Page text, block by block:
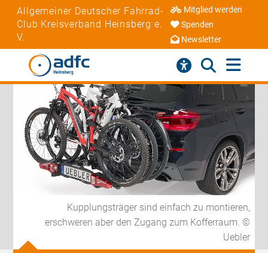
Allgemeiner Deutscher Fahrrad-
Club Kreisverband Heinsberg e.
V.
Mitglied werden
Spenden
Newsletter
Kupplungsträger sind einfach zu montieren,
erschweren aber den Zugang zum Kofferraum. ©
Uebler